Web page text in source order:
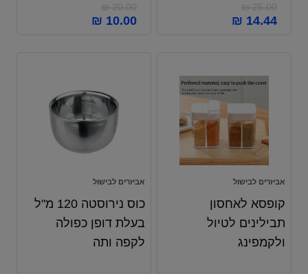
₪25.00
₪ 14.44
₪20.00
₪ 10.00
אביזרים לבישול
קופסא לאחסון
תבילינים לטיול
ולקמפינג
אביזרים לבישול
כוס נירוסטה 120 מ"ל
בעלת דופן כפולה
לקפה ותה